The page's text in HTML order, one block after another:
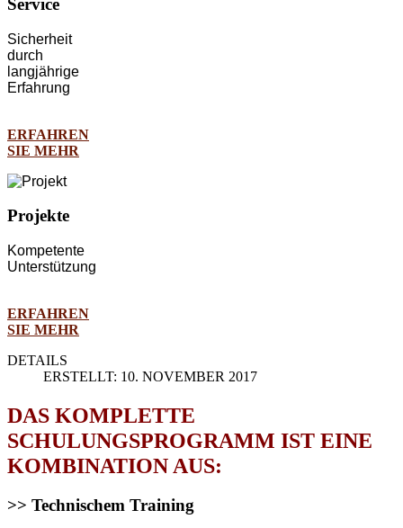
Service
Sicherheit
durch
langjährige
Erfahrung
ERFAHREN
SIE MEHR
Projekte
Kompetente
Unterstützung
ERFAHREN
SIE MEHR
DETAILS
ERSTELLT: 10. NOVEMBER 2017
DAS KOMPLETTE
SCHULUNGSPROGRAMM IST EINE
KOMBINATION AUS:
>> Technischem Training